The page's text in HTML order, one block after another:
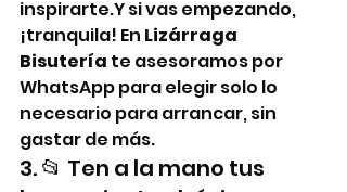
inspirarte.Y si vas empezando,
¡tranquila! En Lizárraga
Bisutería te asesoramos por
WhatsApp para elegir solo lo
necesario para arrancar, sin
gastar de más.
3. 📂 Ten a la mano tus